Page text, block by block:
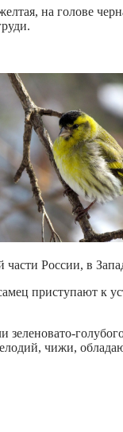
на голове
России, в
приступают к
зеленовато-
чижи,